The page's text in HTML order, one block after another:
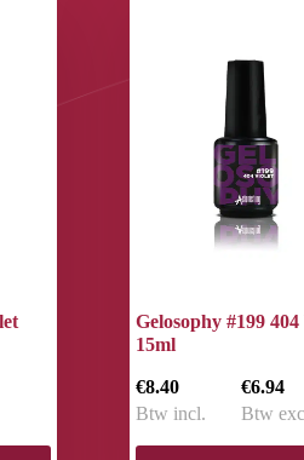
Gelosophy #199
15ml
€8.40
Btw incl.
€6.94
Btw